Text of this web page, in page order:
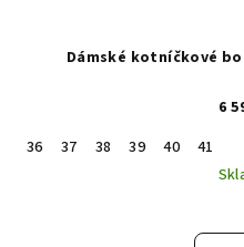
Dámské kotníčkové
6
36
37 38 39 40
41